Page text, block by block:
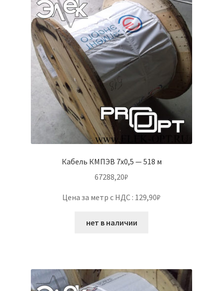
Кабель КМПЭВ 7х0,5 — 518 м
67288,20₽
Цена за метр с НДС : 129,90₽
нет в наличии